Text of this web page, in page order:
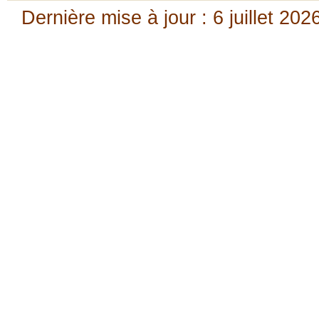
Dernière mise à jour : 6 juillet